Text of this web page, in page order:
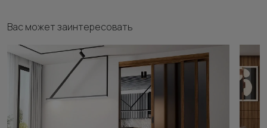
Вас может заинтересовать